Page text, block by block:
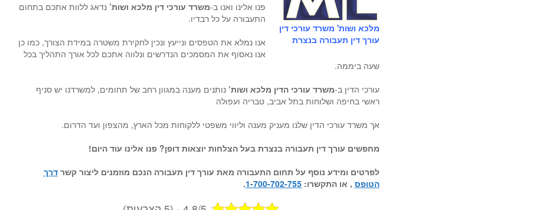
מלכא ושות' משרד עורכי דין
עורך דין תעבורה בנצרת
פנו אלינו ואנו ב-משרד עורכי דין מלכא ושות’ נדאג ללוות אתכם בתחום
התעבורה על כל רבדיו.
אנו נמלא את הטפסים ונייעץ ונכין לחקירת משטרה במידת הצורך, כמו כן
אנו נאסוף את המסמכים הנדרשים ונלווה אתכם לכל אורך התהליך בכל
שעה ביממה.
עורכי הדין ב-משרד עורכי הדין מלכא ושות’ נותנים מענה במגוון רחב של תחומים, למשרדנו יש סניף
ראשי בחיפה ושלוחות בתל אביב, טבריה ועפולה
אך משרד עורכי הדין שלנו מעניק מענה וליווי משפטי ללקוחות מכל הארץ, מהצפון ועד הדרום.
מחפשים עורך דין תעבורה בנצרת בעל הצלחות יוצאות דופן? פנו אלינו עוד היום!
לפרטים ומידע נוסף על תחוםהתעבורה מאת עורך דין תעבורה הנכם מוזמנים ליצור קשרדרך
הטופס , או התקשרו:1-700-702-755
.